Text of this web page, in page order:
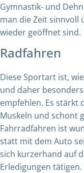
Gymnastik- und
man die Zeit sinnvoll
wieder geöffnet sind.
Radfahren
Diese Sportart ist,
und daher
empfehlen. Es stärkt
Muskeln und schont
Fahrradfahren ist
statt mit dem Auto
sich kurzerhand auf
Erledigungen